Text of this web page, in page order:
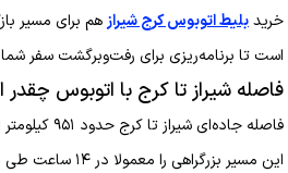
خریدبلیط اتوبوس کرج شیراز
است تا برنامه‌ریزی برای رفت‌وبرگشت سفر
فاصله شیراز تا کرج با اتوبوس
فاصله جاده‌ای
این مسیر بزرگراهی را معمولا در ۱۴ ساعت طی می‌کنند.